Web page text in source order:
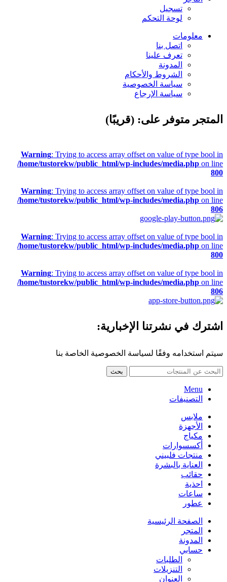
تسجيل
لوحة التحكم
معلومات
اتصل بنا
تعرف علينا
المدونة
الشروط والأحكام
سياسة الخصوصية
سياسة الإرجاع
المتجر متوفر على: (قريبًا)
Warning: Trying to access array offset on value of type bool in
/home/tustorekw/public_html/wp-includes/media.php on line
800
Warning: Trying to access array offset on value of type bool in
/home/tustorekw/public_html/wp-includes/media.php on line
806
Warning: Trying to access array offset on value of type bool in
/home/tustorekw/public_html/wp-includes/media.php on line
800
Warning: Trying to access array offset on value of type bool in
/home/tustorekw/public_html/wp-includes/media.php on line
806
اشترك في نشرتنا الإخبارية:
سيتم استخدامه وفقًا لسياسة الخصوصية الخاصة بنا
بحث
Menu
التصنيفات
ملابس
الأجهزة
مكياج
أكسسوارات
منتجات فلبيني
العناية بالبشرة
حقائب
احذية
ساعات
عطور
الصفحة الرئيسية
المتجر
المدونة
حسابي
الطلبات
التنزيلات
العنوان